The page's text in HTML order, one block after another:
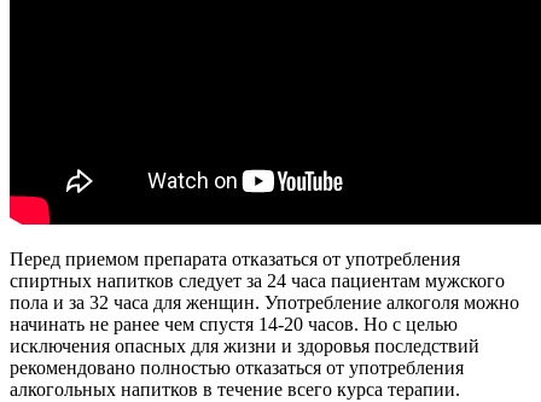
Перед приемом препарата отказаться от употребления
спиртных напитков следует за 24 часа пациентам мужского
пола и за 32 часа для женщин. Употребление алкоголя можно
начинать не ранее чем спустя 14-20 часов. Но с целью
исключения опасных для жизни и здоровья последствий
рекомендовано полностью отказаться от употребления
алкогольных напитков в течение всего курса терапии.